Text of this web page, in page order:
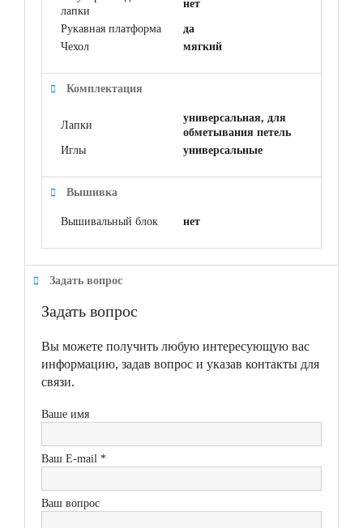
лапки
нет
Рукавная платформа
да
Чехол
мягкий
Комплектация
Лапки
универсальная, для
обметывания петель
Иглы
универсальные
Вышивка
Вышивальный блок нет
Задать вопрос
Задать вопрос
Вы можете получить любую интересующую вас
информацию, задав вопрос и указав контакты для
связи.
Ваше имя
Ваш E-mail *
Ваш вопрос